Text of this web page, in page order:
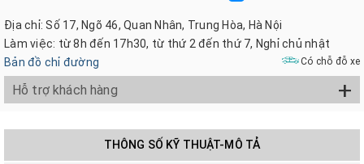
Địa chỉ: Số 17, Ngõ 46, Quan Nhân, Trung Hòa, Hà Nội
Làm việc: từ 8h đến 17h30, từ thứ 2 đến thứ 7, Nghỉ chủ nhật
Bản đồ chỉ đường
Có chỗ đỗ xe
Hỗ trợ khách hàng +
THÔNG SỐ KỸ THUẬT-MÔ TẢ